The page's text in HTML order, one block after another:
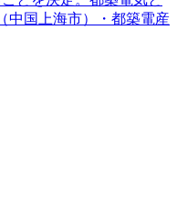
中国上海市）・都築電産